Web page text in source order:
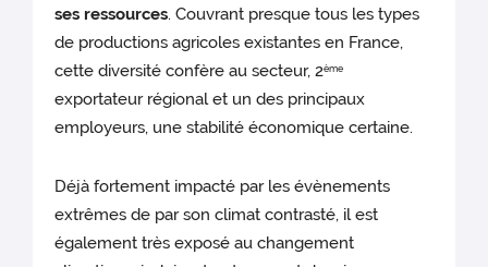
ses ressources. Couvrant presque tous les types
de productions agricoles existantes en France,
cette diversité confère au secteur, 2ème
exportateur régional et un des principaux
employeurs, une stabilité économique certaine.
Déjà fortement impacté par les évènements
extrêmes de par son climat contrasté, il est
également très exposé au changement